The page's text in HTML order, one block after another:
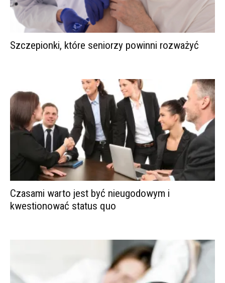
Szczepionki, które seniorzy powinni rozważyć
Czasami warto jest być nieugodowym i
kwestionować status quo